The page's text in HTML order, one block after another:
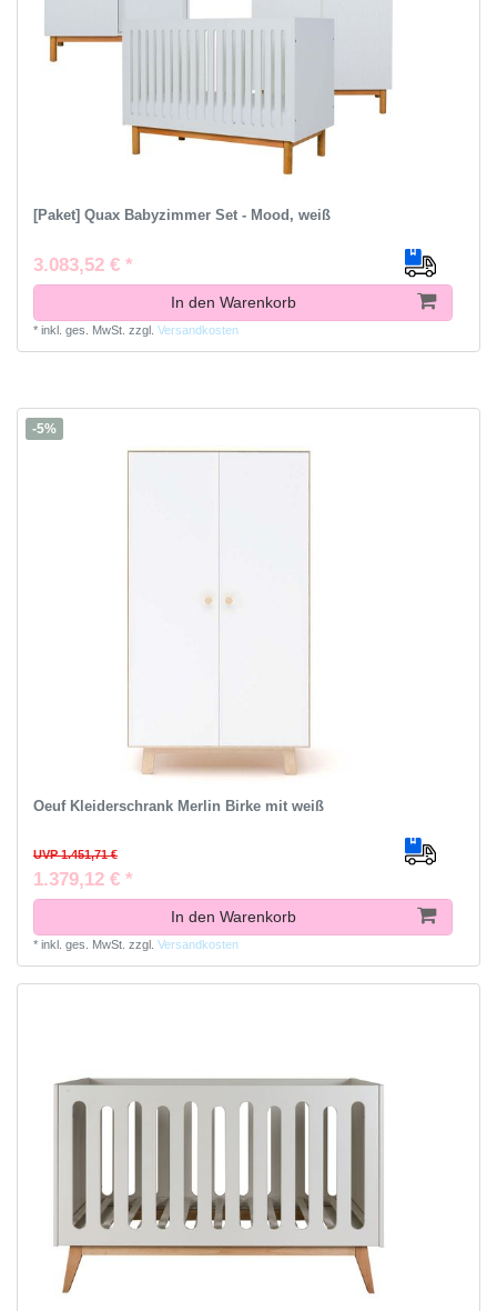
[Paket] Quax Babyzimmer Set - Mood, weiß
3.083,52 € *
In den Warenkorb
* inkl. ges. MwSt. zzgl. Versandkosten
-5%
Oeuf Kleiderschrank Merlin Birke mit weiß
UVP 1.451,71 €
1.379,12 € *
In den Warenkorb
* inkl. ges. MwSt. zzgl. Versandkosten